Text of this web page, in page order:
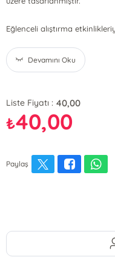
Eğlenceli alıştırma
Devamını Oku
Liste Fiyatı : 40,00
₺40,00
Paylaş